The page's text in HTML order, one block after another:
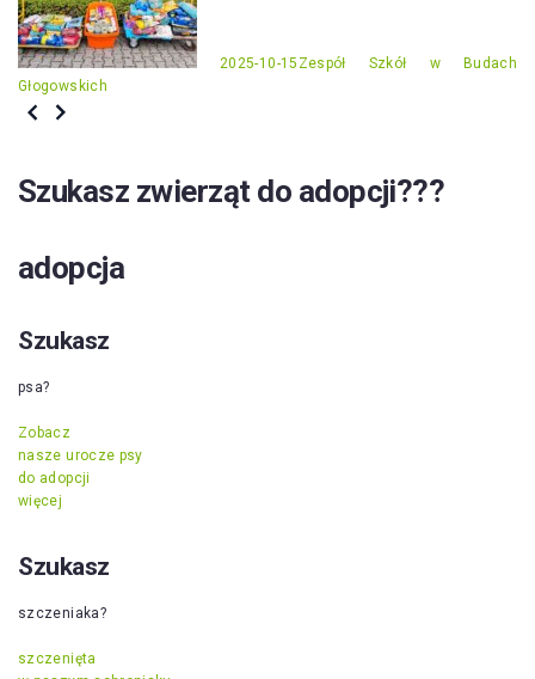
2025-10-15 Zespół Szkół w Budach
Głogowskich
Szukasz zwierząt do adopcji???
adopcja
Szukasz
psa?
Zobacz
nasze urocze psy
do adopcji
więcej
Szukasz
szczeniaka?
szczenięta